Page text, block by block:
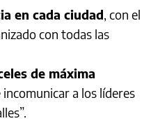
en cada ciudad, con el
con todas las
de máxima
incomunicar a los líderes